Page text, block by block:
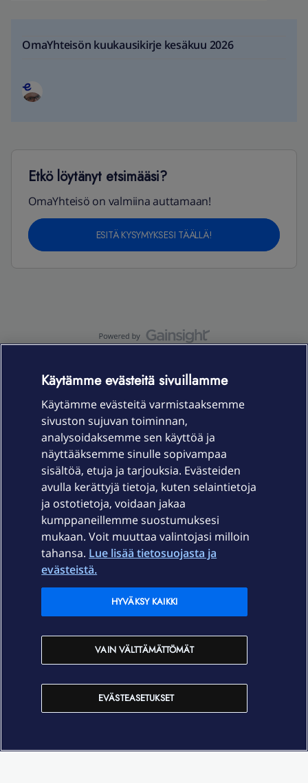
OmaYhteisön kuukausikirje kesäkuu 2026
Etkö löytänyt etsimääsi?
OmaYhteisö on valmiina auttamaan!
ESITÄ KYSYMYKSESI TÄÄLLÄ!
Laitteet & liittymät
Palvelut
Ajankohtaista
Elisa Oyj
In English
Käytämme evästeitä sivuillamme
Käytämme evästeitä varmistaaksemme
sivuston sujuvan toiminnan,
analysoidaksemme sen käyttöä ja
näyttääksemme sinulle sopivampaa
sisältöä, etuja ja tarjouksia. Evästeiden
avulla kerättyjä tietoja, kuten selaintietoja
ja ostotietoja, voidaan jakaa
kumppaneillemme suostumuksesi
mukaan. Voit muuttaa valintojasi milloin
tahansa. Lue lisää tietosuojasta ja
evästeistä.
EVÄSTEASETUKSET
VAIN VÄLTTÄMÄTTÖMÄT
HYVÄKSY KAIKKI